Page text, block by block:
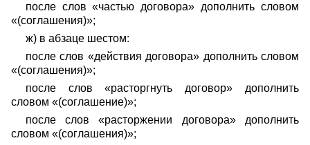
после слов «частью договора» дополнить словом
«(соглашения)»;
ж) в абзаце шестом:
после слов «действия договора» дополнить словом
«(соглашения)»;
после слов «расторгнуть договор» дополнить
словом «(соглашение)»;
после слов «расторжении договора» дополнить
словом «(соглашения)»;